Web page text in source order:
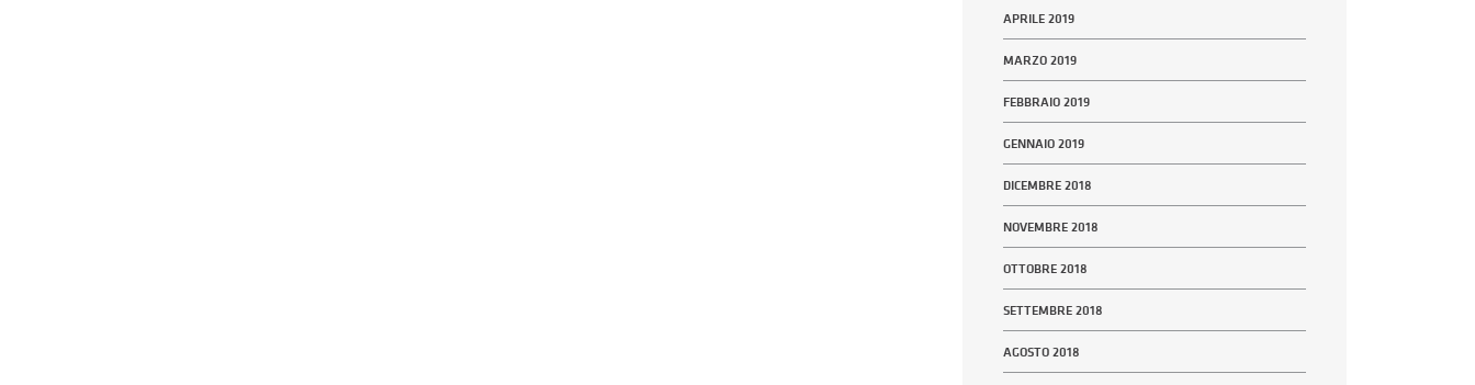
APRILE 2019
MARZO 2019
FEBBRAIO 2019
GENNAIO 2019
DICEMBRE 2018
NOVEMBRE 2018
OTTOBRE 2018
SETTEMBRE 2018
AGOSTO 2018